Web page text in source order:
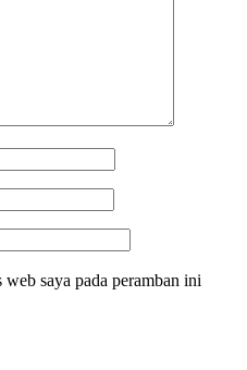
saya pada peramban ini